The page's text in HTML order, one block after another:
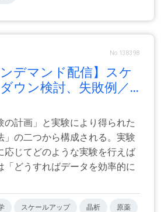
No.138398
デマンド配信】スケ
ウン検討、失敗例／...
の計画」と実験により得られた
」の二つから構成される。実験
応じてどのような実験を行えば
「どうすればデータを効率的に
スケールアップ 晶析 原薬